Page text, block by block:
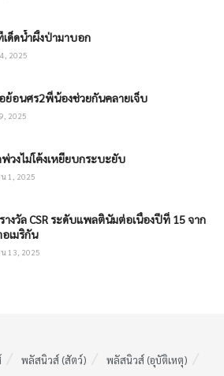
เด็ดน้ำผึ้งป่ามาบอก
2025
ย้อนศร2พี่น้องช่วยกันคลายเจ็บ
2025
พ่วงไม่โค้งเหยียบกระบะยับ
1, 2025
างวัล CSR ระดับแพลตินัมต่อเนื่องปีที่ 15 จาก
เมริกัน
13, 2025
พลัสนิวส์ (สัตว์) พลัสนิวส์ (อุบัติเหตุ)